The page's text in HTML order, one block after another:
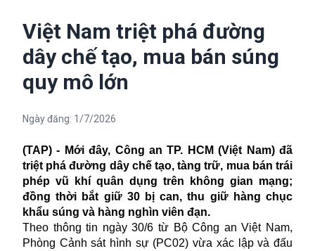
Việt Nam triệt phá đường
dây chế tạo, mua bán súng
quy mô lớn
Ngày đăng: 1/7/2026
(TAP) - Mới đây, Công an TP. HCM (Việt Nam) đã
triệt phá đường dây chế tạo, tàng trữ, mua bán trái
phép vũ khí quân dụng trên không gian mạng;
đồng thời bắt giữ 30 bị can, thu giữ hàng chục
khẩu súng và hàng nghìn viên đạn.
Theo thông tin ngày 30/6 từ Bộ Công an Việt Nam,
Phòng Cảnh sát hình sự (PC02) vừa xác lập và đấu